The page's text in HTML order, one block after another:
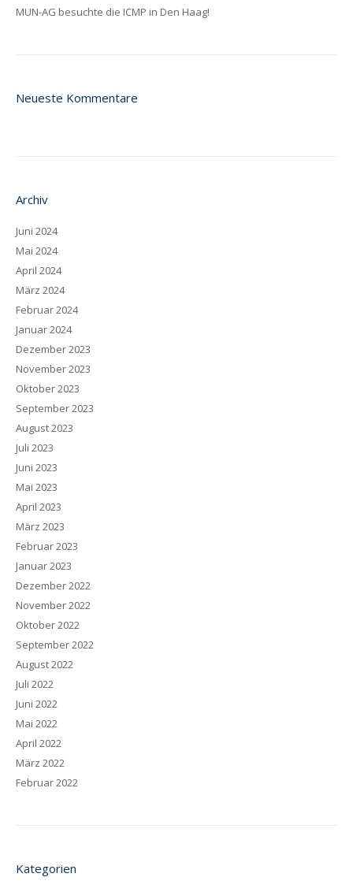
MUN-AG besuchte die ICMP in Den Haag!
Neueste Kommentare
Archiv
Juni 2024
Mai 2024
April 2024
März 2024
Februar 2024
Januar 2024
Dezember 2023
November 2023
Oktober 2023
September 2023
August 2023
Juli 2023
Juni 2023
Mai 2023
April 2023
März 2023
Februar 2023
Januar 2023
Dezember 2022
November 2022
Oktober 2022
September 2022
August 2022
Juli 2022
Juni 2022
Mai 2022
April 2022
März 2022
Februar 2022
Kategorien